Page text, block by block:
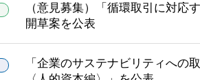
（意見募集）「循環取引に対応
開草案を公表
「企業のサステナビリティへの